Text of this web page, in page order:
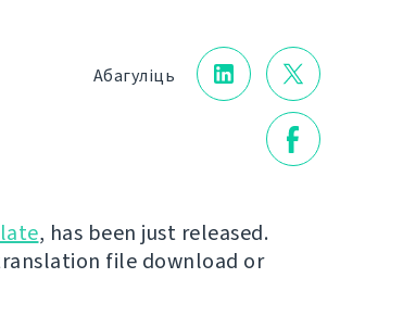
Абагуліць
, has been just released.
file download or